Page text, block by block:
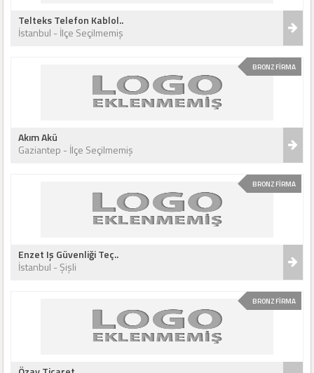
Telteks Telefon Kablol..
İstanbul - İlçe Seçilmemiş
BRONZ FİRMA
Akım Akü
Gaziantep - İlçe Seçilmemiş
BRONZ FİRMA
Enzet Iş Güvenliği Teç..
İstanbul - Şişli
BRONZ FİRMA